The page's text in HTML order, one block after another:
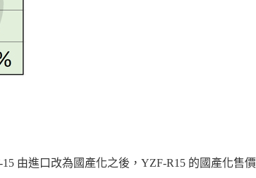
由進口改為國產化之後，YZF-R15 的國產化售價